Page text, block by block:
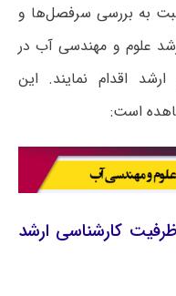
به بررسی سرفصل‌ها و
علوم و مهندسی آب در
اقدام نمایند. این
است:
کارشناسی ارشد